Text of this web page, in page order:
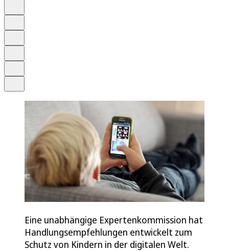
Eine unabhängige Expertenkommission hat
Handlungsempfehlungen entwickelt zum
Schutz von Kindern in der digitalen Welt.